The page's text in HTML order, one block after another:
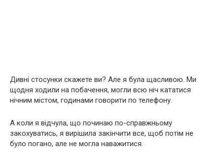
Дивні стосунки скажете ви? Але я була щасливою. Ми
щодня ходили на побачення, могли всю ніч кататися
нічним містом, годинами говорити по телефону.
А коли я відчула, що починаю по-справжньому
закохуватись, я вирішила закінчити все, щоб потім не
було погано, але не могла наважитися.